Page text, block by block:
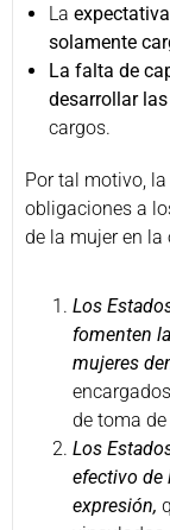
La
solamente
La falta de
desarrollar
cargos.
Por tal motivo,
obligaciones a
de la mujer en
Los
fomenten
mujeres
de toma
Los
efectivo de
expresión,